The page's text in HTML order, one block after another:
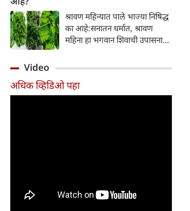
होते, ज्यामुळे निस्तेजपणा, मुरुमे
आणि ब्लॅकहेड्स यांसारख्या समस्या
निर्माण होतात.
श्रावण महिन्यात पाले भाज्या निषिद्ध
का आहे:सनातन धर्मात, श्रावण
महिना हा भगवान शिवाची उपासना
दानधर्म आणि सात्विक जीवनशैलीचे
पालन करतात.
Video
अधिक व्हिडिओ पहा